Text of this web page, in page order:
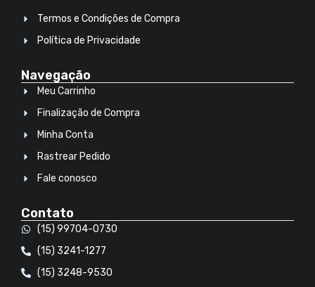
Termos e Condições de Compra
Política de Privacidade
Navegação
Meu Carrinho
Finalização de Compra
Minha Conta
Rastrear Pedido
Fale conosco
Contato
(15) 99704-0730
(15) 3241-1277
(15) 3248-9530